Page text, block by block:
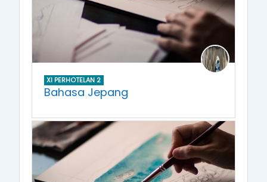
XI PERHOTELAN 2
Bahasa Jepang